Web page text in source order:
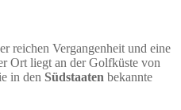
reichen Vergangenheit und eine
Ort liegt an der Golfküste von
in den Südstaaten bekannte